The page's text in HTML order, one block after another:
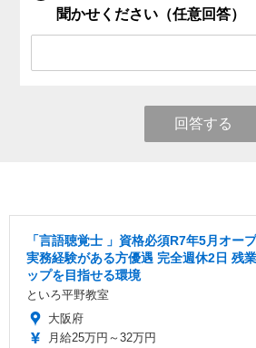
聞かせください（任意回答）
回答する
「言語聴覚士 」資格必須R7年5月オー
実務経験がある方優遇 完全週休2日 残
ップを目指せる環境
といろ平野教室
大阪府
月給25万円～32万円